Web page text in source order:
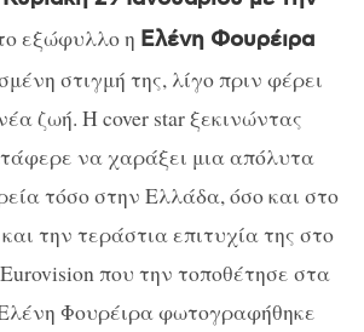
εξώφυλλο η Ελένη Φουρέιρα
στιγμή της, λίγο πριν φέρει
ζωή. Η cover star ξεκινώντας
να χαράξει μια απόλυτα
τόσο στην Ελλάδα, όσο και στο
την τεράστια επιτυχία της στο
που την τοποθέτησε στα
Φουρέιρα φωτογραφήθηκε